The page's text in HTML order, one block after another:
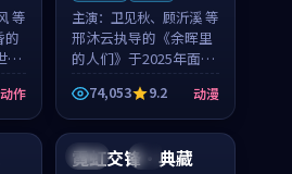
等
的
，
村
构
动作
主演： 卫见秋、顾沂溪 等
邢沐云执导的《余晖里
的人们》于2025年面
世，泰国的城市气质与
小镇生活的人物心境共
同构筑了影片基调。卫
见秋、顾沂溪用细腻的
表演撑起整部动漫电
74,053 9.2 动漫
中国 4K
霓虹交锋·典藏